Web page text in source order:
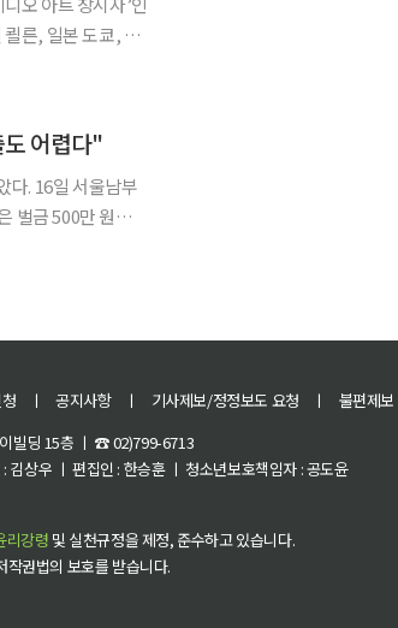
른, 일본 도쿄, 서
어렵다"
부
벌금 500만 원을
ㅣ 공지사항 ㅣ 기사제보/정정보도 요청 ㅣ 불편제보
빌딩 15층 ㅣ ☎ 02)799-6713
상우 ㅣ 편집인 : 한승훈 ㅣ 청소년보호책임자 : 공도윤
리강령 및 실천규정을 제정, 준수하고 있습니다.
권법의 보호를 받습니다.